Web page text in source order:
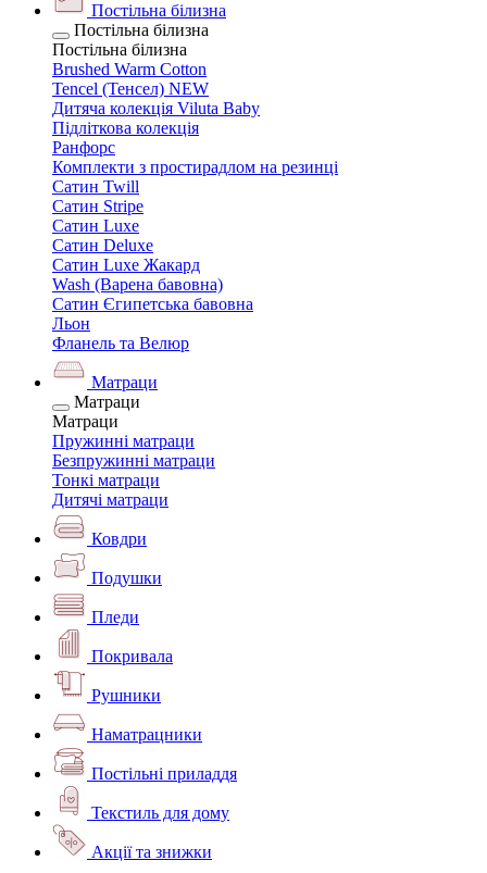
Постільна білизна
Постільна білизна
Постільна білизна
Brushed Warm Cotton
Tencel (Тенсел) NEW
Дитяча колекція Viluta Baby
Підліткова колекція
Ранфорс
Комплекти з простирадлом на резинці
Сатин Twill
Сатин Stripe
Сатин Luxe
Сатин Deluxe
Сатин Luxe Жакард
Wash (Варена бавовна)
Сатин Єгипетська бавовна
Льон
Фланель та Велюр
Матраци
Матраци
Матраци
Пружинні матраци
Безпружинні матраци
Тонкі матраци
Дитячі матраци
Ковдри
Подушки
Пледи
Покривала
Рушники
Наматрацники
Постільні приладдя
Текстиль для дому
Акції та знижки